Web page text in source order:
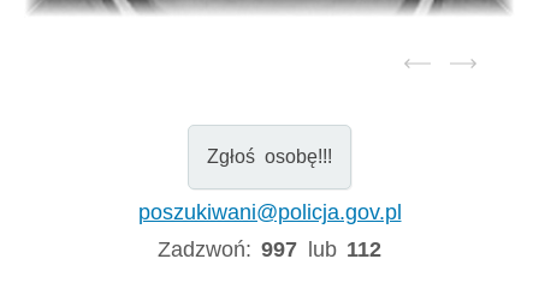
Zgłoś osobę!!!
poszukiwani@policja.gov.pl
Zadzwoń:997 lub 112